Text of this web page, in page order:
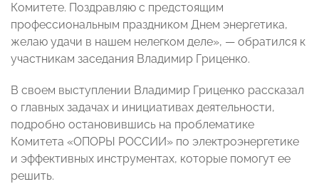
Комитете. Поздравляю с предстоящим
профессиональным праздником Днем энергетика,
желаю удачи в нашем нелегком деле», — обратился к
участникам заседания Владимир Гриценко.
В своем выступлении Владимир Гриценко рассказал
о главных задачах и инициативах деятельности,
подробно остановившись на проблематике
Комитета «ОПОРЫ РОССИИ» по электроэнергетике
и эффективных инструментах, которые помогут ее
решить.